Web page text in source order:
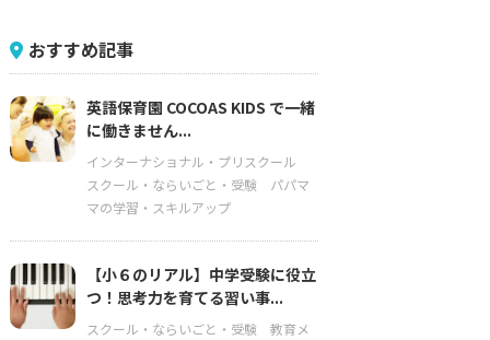
おすすめ記事
英語保育園 COCOAS KIDS で一緒
に働きません...
インターナショナル・プリスクール
スクール・ならいごと・受験
パパマ
マの学習・スキルアップ
【小６のリアル】中学受験に役立
つ！思考力を育てる習い事...
スクール・ならいごと・受験
教育メ